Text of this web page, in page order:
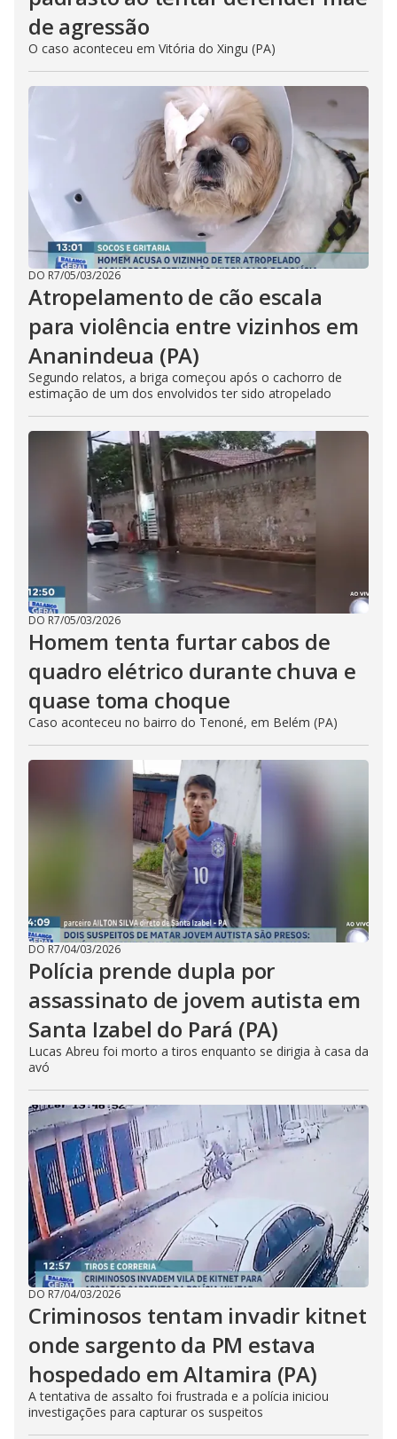
de agressão
O caso aconteceu em Vitória do Xingu (PA)
DO R7/05/03/2026
Atropelamento de cão escala
para violência entre vizinhos em
Ananindeua (PA)
Segundo relatos, a briga começou após o cachorro de
estimação de um dos envolvidos ter sido atropelado
DO R7/05/03/2026
Homem tenta furtar cabos de
quadro elétrico durante chuva e
quase toma choque
Caso aconteceu no bairro do Tenoné, em Belém (PA)
DO R7/04/03/2026
Polícia prende dupla por
assassinato de jovem autista em
Santa Izabel do Pará (PA)
Lucas Abreu foi morto a tiros enquanto se dirigia à casa da
avó
DO R7/04/03/2026
Criminosos tentam invadir kitnet
onde sargento da PM estava
hospedado em Altamira (PA)
A tentativa de assalto foi frustrada e a polícia iniciou
investigações para capturar os suspeitos